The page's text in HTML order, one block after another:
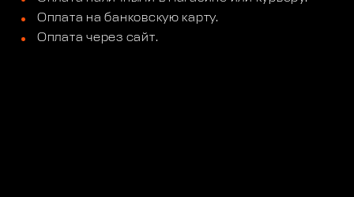
Оплата на банковскую карту.
Оплата через сайт.